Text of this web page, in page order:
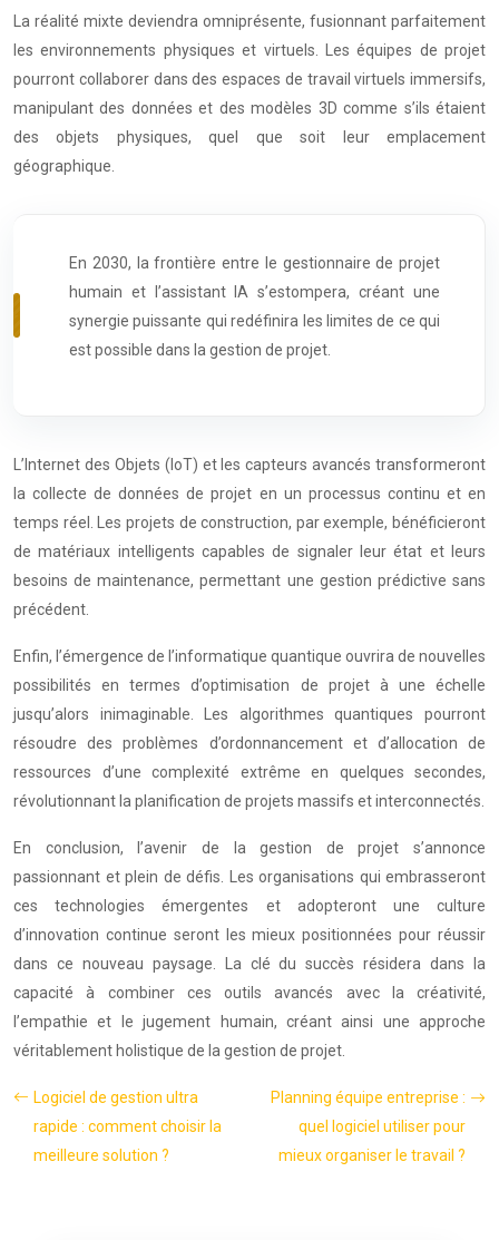
La réalité mixte deviendra omniprésente, fusionnant parfaitement
les environnements physiques et virtuels. Les équipes de projet
pourront collaborer dans des espaces de travail virtuels immersifs,
manipulant des données et des modèles 3D comme s’ils étaient
des objets physiques, quel que soit leur emplacement
géographique.
En 2030, la frontière entre le gestionnaire de projet
humain et l’assistant IA s’estompera, créant une
synergie puissante qui redéfinira les limites de ce qui
est possible dans la gestion de projet.
L’Internet des Objets (IoT) et les capteurs avancés transformeront
la collecte de données de projet en un processus continu et en
temps réel. Les projets de construction, par exemple, bénéficieront
de matériaux intelligents capables de signaler leur état et leurs
besoins de maintenance, permettant une gestion prédictive sans
précédent.
Enfin, l’émergence de l’informatique quantique ouvrira de nouvelles
possibilités en termes d’optimisation de projet à une échelle
jusqu’alors inimaginable. Les algorithmes quantiques pourront
résoudre des problèmes d’ordonnancement et d’allocation de
ressources d’une complexité extrême en quelques secondes,
révolutionnant la planification de projets massifs et interconnectés.
En conclusion, l’avenir de la gestion de projet s’annonce
passionnant et plein de défis. Les organisations qui embrasseront
ces technologies émergentes et adopteront une culture
d’innovation continue seront les mieux positionnées pour réussir
dans ce nouveau paysage. La clé du succès résidera dans la
capacité à combiner ces outils avancés avec la créativité,
l’empathie et le jugement humain, créant ainsi une approche
véritablement holistique de la gestion de projet.
Logiciel de gestion ultra
rapide : comment choisir la
meilleure solution ?
Planning équipe entreprise :
quel logiciel utiliser pour
mieux organiser le travail ?